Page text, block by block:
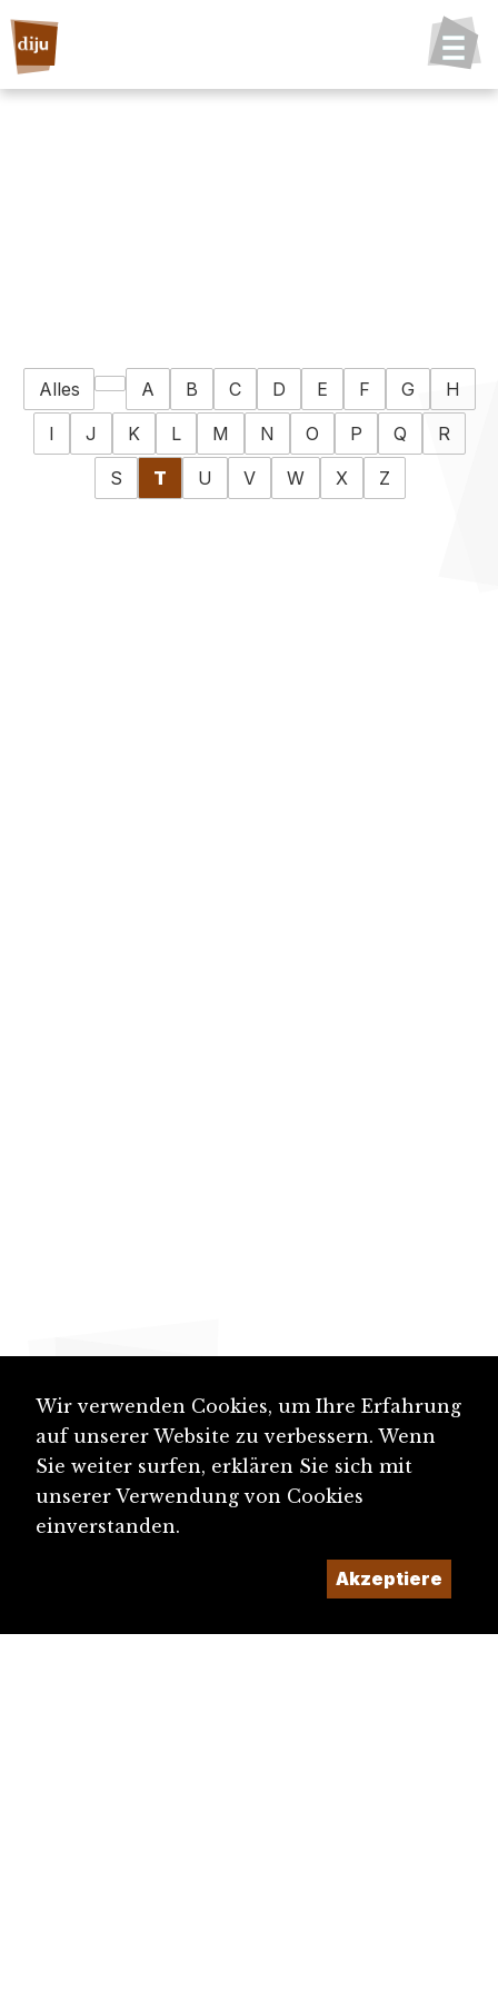
Alles A B C D E F G
H
I
J K L M N O P Q
R
S
T U V W X Z
Wir verwenden Cookies, um Ihre Erfahrung
auf unserer Website zu verbessern. Wenn
Sie weiter surfen, erklären Sie sich mit
unserer Verwendung von Cookies
einverstanden.
Akzeptiere